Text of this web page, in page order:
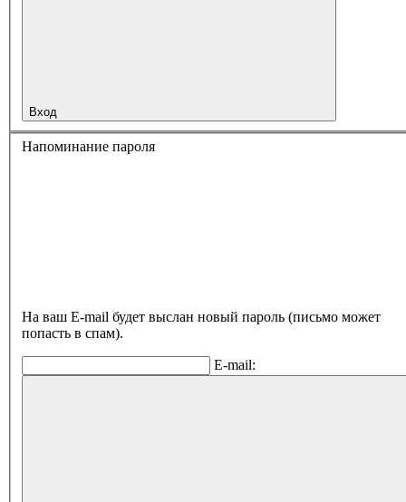
Вход
Напоминание пароля
На ваш E-mail будет выслан новый пароль (письмо может
попасть в спам).
E-mail: